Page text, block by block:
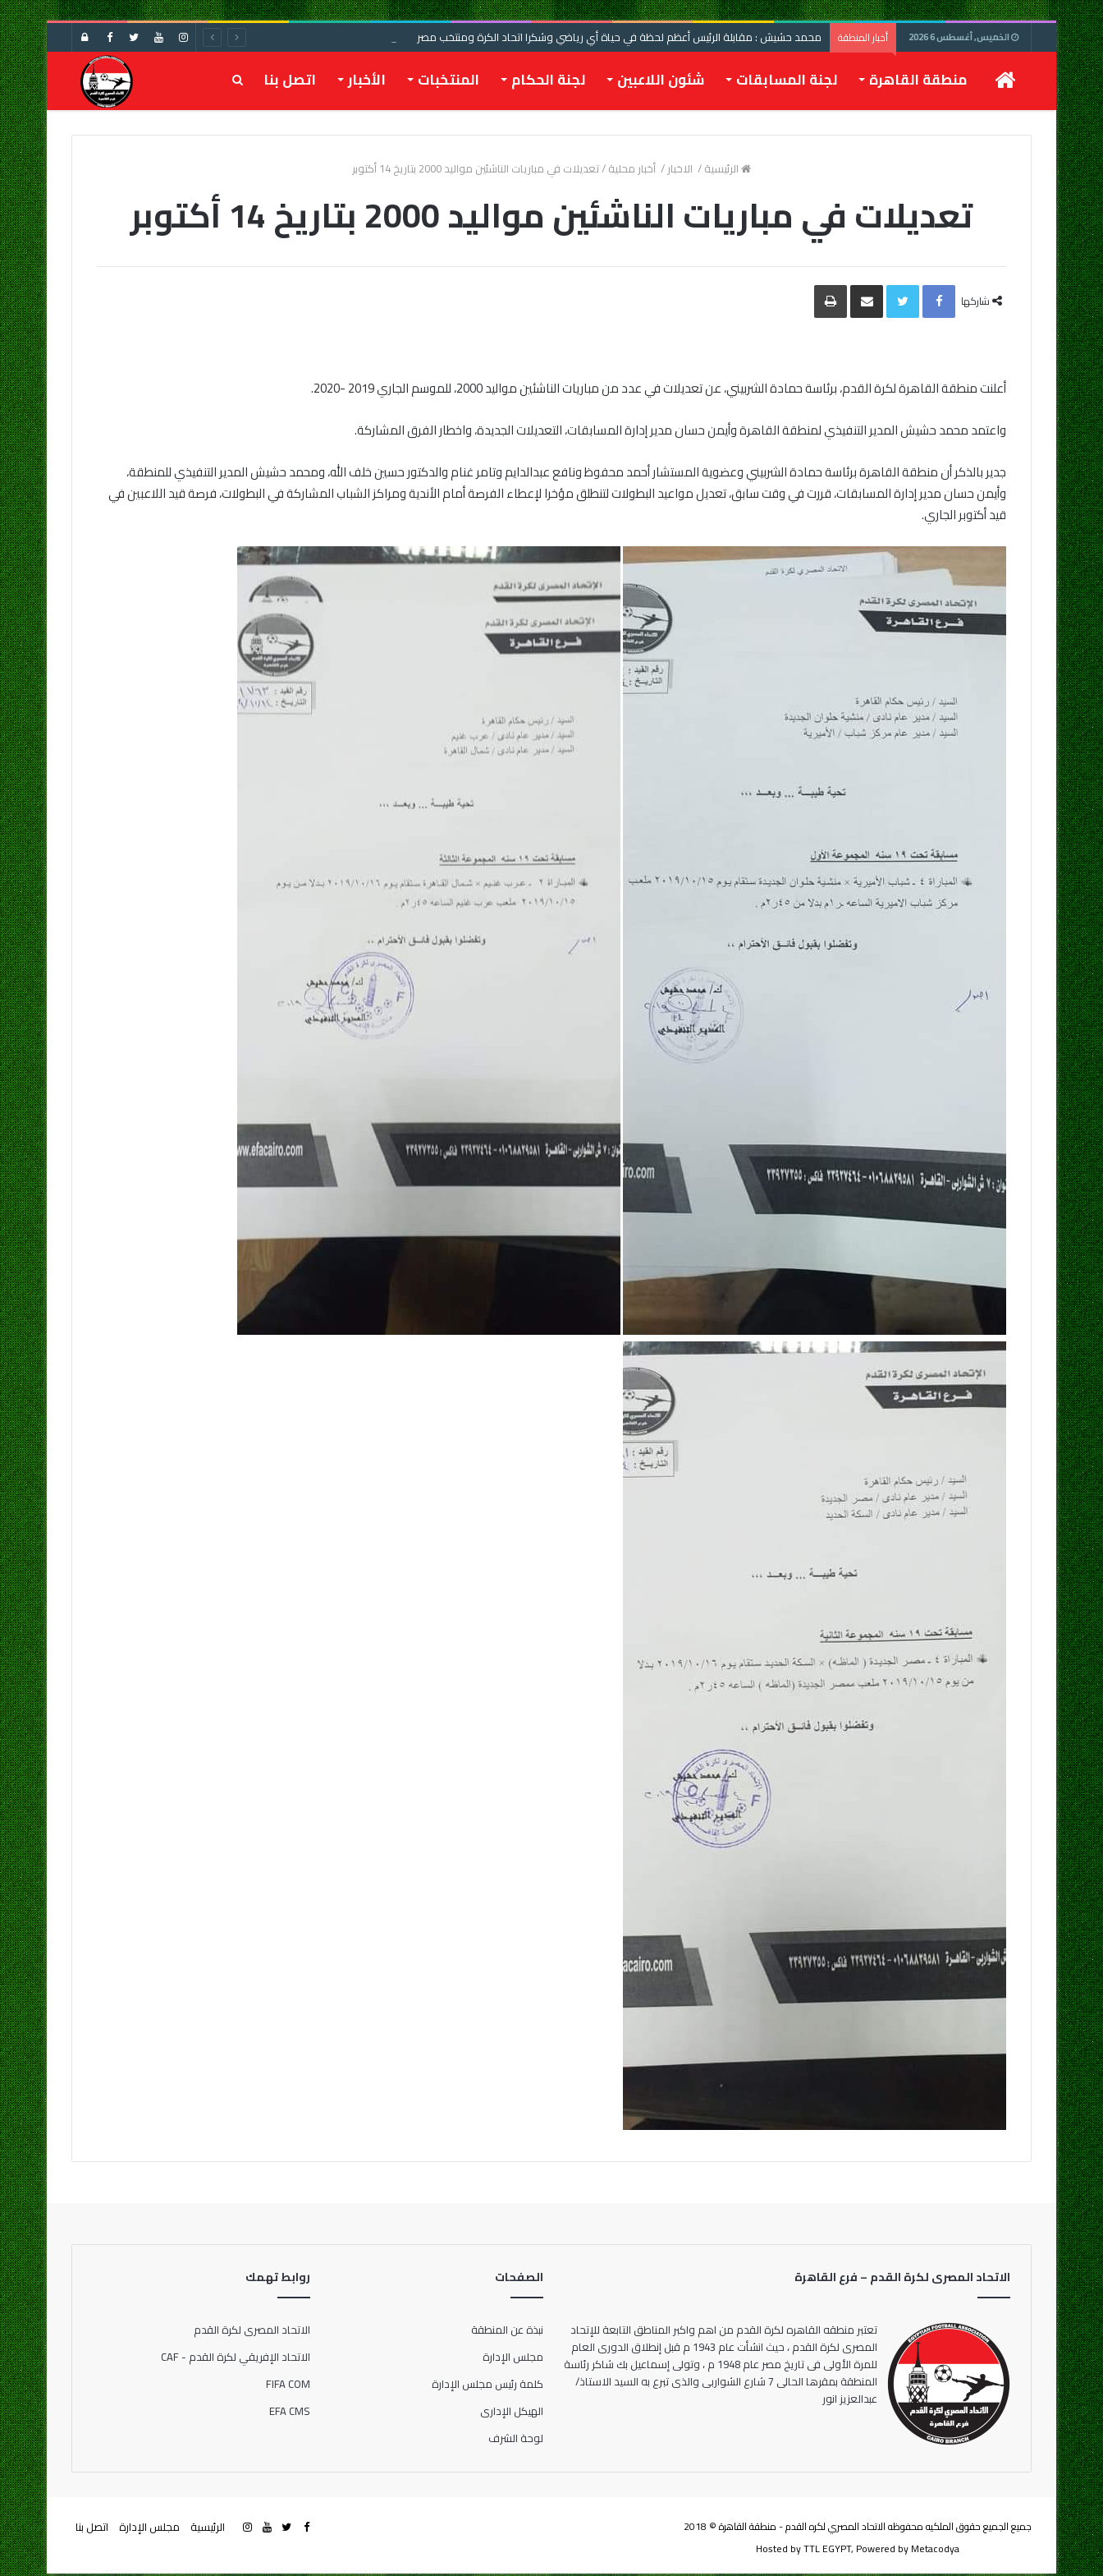
الخميس, أغسطس 6 2026 أخبار المنطقة محمد حشيش : مقابلة الرئيس أعظم لحظة في حياة أي رياضي وشكرا اتحاد الكرة ومنتخب مصر
تسجيل
الرئيسيةمنطقة القاهرة لجنة المسابقات شئون اللاعبين لجنة الحكام المنتخبات الأخبار اتصل بنا بحث
عن
الرئيسية/ الاخبار/ أخبار محلية/تعديلات في مباريات الناشئين مواليد 2000 بتاريخ 14 أكتوبر
تعديلات في مباريات الناشئين مواليد 2000 بتاريخ 14 أكتوبر
شاركها
Facebook
Twitter مشاركة
البريد
طباعة
أعلنت منطقة القاهرة لكرة القدم، برئاسة حمادة الشربيني، عن تعديلات في عدد من مباريات الناشئين مواليد 2000، للموسم الجاري 2019 -2020.
واعتمد محمد حشيش المدير التنفيذي لمنطقة القاهرة وأيمن حسان مدير إدارة المسابقات، التعديلات الجديدة، واخطار الفرق المشاركة.
جدير بالذكر أن منطقة القاهرة برئاسة حمادة الشربيني وعضوية المستشار أحمد محفوظ ونافع عبدالدايم وتامر غنام والدكتور حسين خلف الله، ومحمد حشيش المدير التنفيذي للمنطقة،
وأيمن حسان مدير إدارة المسابقات، قررت في وقت سابق، تعديل مواعيد البطولات لتنطلق مؤخرا لإعطاء الفرصة أمام الأندية ومراكز الشباب المشاركة في البطولات، فرصة قيد اللاعبين في
قيد أكتوبر الجاري.
الاتحاد المصرى لكرة القدم – فرع القاهرة
تعتبر منطقه القاهره لكرة القدم من اهم واكبر المناطق التابعة للإتحاد
المصرى لكرة القدم ، حيث انشأت عام 1943 م قبل إنطلاق الدورى العام
للمرة الأولى فى تاريخ مصر عام 1948 م ، وتولى إسماعيل بك شاكر رئاسة
المنطقة بمقرها الحالى 7 شارع الشواربى والذى تبرع به السيد الاستاذ/
عبدالعزيز انور
الصفحات
نبذة عن المنطقة
مجلس الإدارة
كلمة رئيس مجلس الإدارة
الهيكل الإدارى
لوحة الشرف
روابط تهمك
الاتحاد المصرى لكرة القدم
الاتحاد الإفريقي لكرة القدم - CAF
FIFA COM
EFA CMS
جميع الجميع حقوق الملكيه محفوظه الاتحاد المصري لكره القدم - منطقة القاهرة © 2018
Hosted byTTL EGYPT, Powered byMetacodya
الرئيسية مجلس الإدارة اتصل بنا